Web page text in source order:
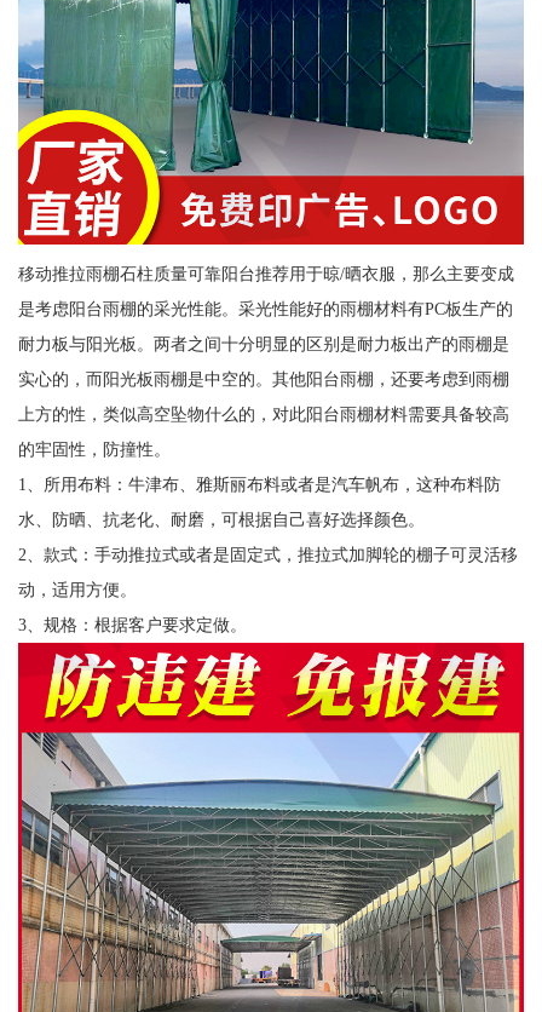
移动推拉雨棚石柱质量可靠阳台推荐用于晾/晒衣服，那么主要变成
是考虑阳台雨棚的采光性能。采光性能好的雨棚材料有PC板生产的
耐力板与阳光板。两者之间十分明显的区别是耐力板出产的雨棚是
实心的，而阳光板雨棚是中空的。其他阳台雨棚，还要考虑到雨棚
上方的性，类似高空坠物什么的，对此阳台雨棚材料需要具备较高
的牢固性，防撞性。
1、所用布料：牛津布、雅斯丽布料或者是汽车帆布，这种布料防
水、防晒、抗老化、耐磨，可根据自己喜好选择颜色。
2、款式：手动推拉式或者是固定式，推拉式加脚轮的棚子可灵活移
动，适用方便。
3、规格：根据客户要求定做。